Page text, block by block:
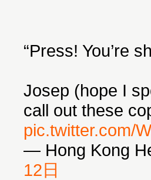
“Press! You’re
Josep (hope I
call out these
pic.twitter.com/
— Hong Kong
12日